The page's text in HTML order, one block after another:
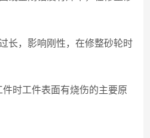
，影响刚性，在修整砂轮时
时工件表面有烧伤的主要原